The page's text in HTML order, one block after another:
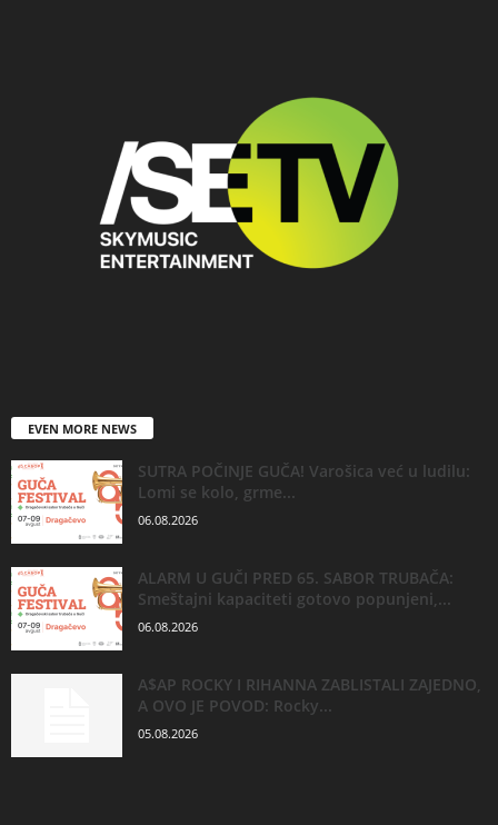
EVEN MORE NEWS
SUTRA POČINJE GUČA! Varošica već u ludilu:
Lomi se kolo, grme...
06.08.2026
ALARM U GUČI PRED 65. SABOR TRUBAČA:
Smeštajni kapaciteti gotovo popunjeni,...
06.08.2026
A$AP ROCKY I RIHANNA ZABLISTALI ZAJEDNO,
A OVO JE POVOD: Rocky...
05.08.2026